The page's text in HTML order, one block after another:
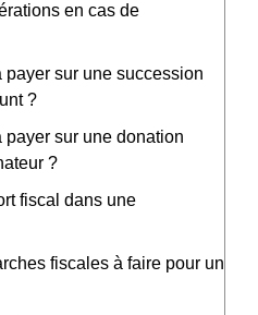
en cas de
sur une succession
?
sur une donation
?
fiscal dans une
fiscales à faire pour un